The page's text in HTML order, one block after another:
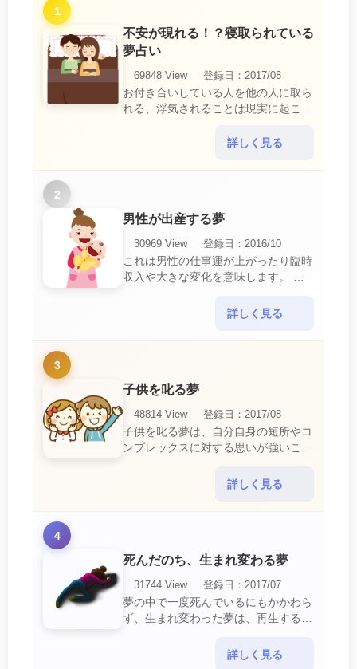
1
不安が現れる！？寝取られている
夢占い
69848 View
登録日：2017/08
お付き合いしている人を他の人に取ら
れる、浮気されることは現実に起こる
いにおいて、『寝取られている』夢
詳しく見る
2
男性が出産する夢
30969 View
登録日：2016/10
これは男性の仕事運が上がったり臨時
収入や大きな変化を意味します。 喜
ればあり得ない事が起きるのでビック
詳しく見る
3
子供を叱る夢
48814 View
登録日：2017/08
子供を叱る夢は、自分自身の短所やコ
ンプレックスに対する思いが強いこと
短所やコンプレックスを的確に認識し
詳しく見る
4
死んだのち、生まれ変わる夢
31744 View
登録日：2017/07
夢の中で一度死んでいるにもかかわら
ず、生まれ変わった夢は、再生する夢
あなたに関するすべての運気が上昇し
詳しく見る